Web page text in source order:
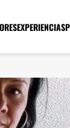
EXPERIENCIAS